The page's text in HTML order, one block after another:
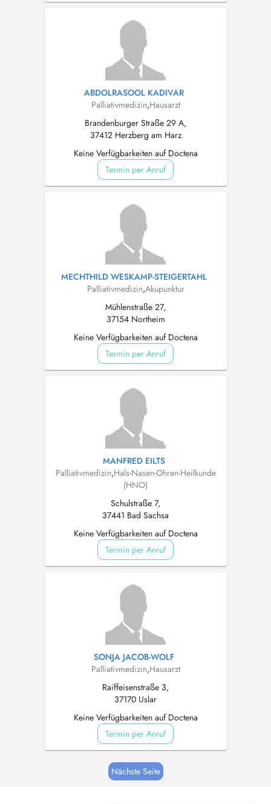
ABDOLRASOOL KADIVAR
Palliativmedizin,Hausarzt
Brandenburger Straße 29 A,
37412 Herzberg am Harz
Keine Verfügbarkeiten auf Doctena
Termin per Anruf
MECHTHILD WESKAMP-STEIGERTAHL
Palliativmedizin,Akupunktur
Mühlenstraße 27,
37154 Northeim
Keine Verfügbarkeiten auf Doctena
Termin per Anruf
MANFRED EILTS
Palliativmedizin,Hals-Nasen-Ohren-Heilkunde
(HNO)
Schulstraße 7,
37441 Bad Sachsa
Keine Verfügbarkeiten auf Doctena
Termin per Anruf
SONJA JACOB-WOLF
Palliativmedizin,Hausarzt
Raiffeisenstraße 3,
37170 Uslar
Keine Verfügbarkeiten auf Doctena
Termin per Anruf
Nächste Seite